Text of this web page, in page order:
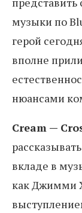
музыки по
герой
вполне
нюансами
Cream —
вкладе в
как Джимми